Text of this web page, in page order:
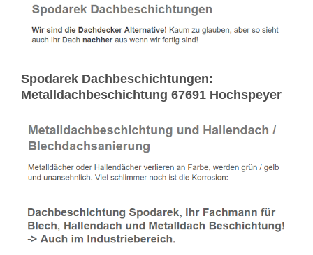
Spodarek Dachbeschichtungen:
Metalldachbeschichtung 67691 Hochspeyer